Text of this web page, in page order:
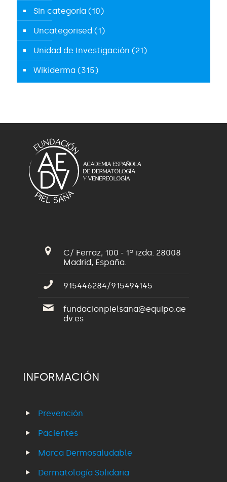
Sin categoría (10)
Uncategorised (1)
Unidad de Investigación (21)
Wikiderma (315)
C/ Ferraz, 100 - 1º izda. 28008
Madrid, España.
915446284/915494145
fundacionpielsana@equipo.ae
dv.es
INFORMACIÓN
Prevención
Pacientes
Marca Dermosaludable
Dermatología Solidaria